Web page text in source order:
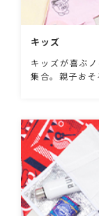
キッズ
キッズが喜ぶ
集合。親子おそ